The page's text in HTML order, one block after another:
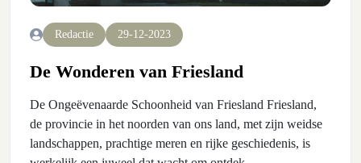
Redactie 29-12-2023
De Wonderen van Friesland
De Ongeëvenaarde Schoonheid van Friesland Friesland,
de provincie in het noorden van ons land, met zijn weidse
landschappen, prachtige meren en rijke geschiedenis, is